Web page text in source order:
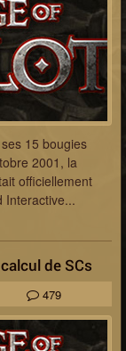
15 bougies
2001, la
officiellement
Interactive...
de SCs
479